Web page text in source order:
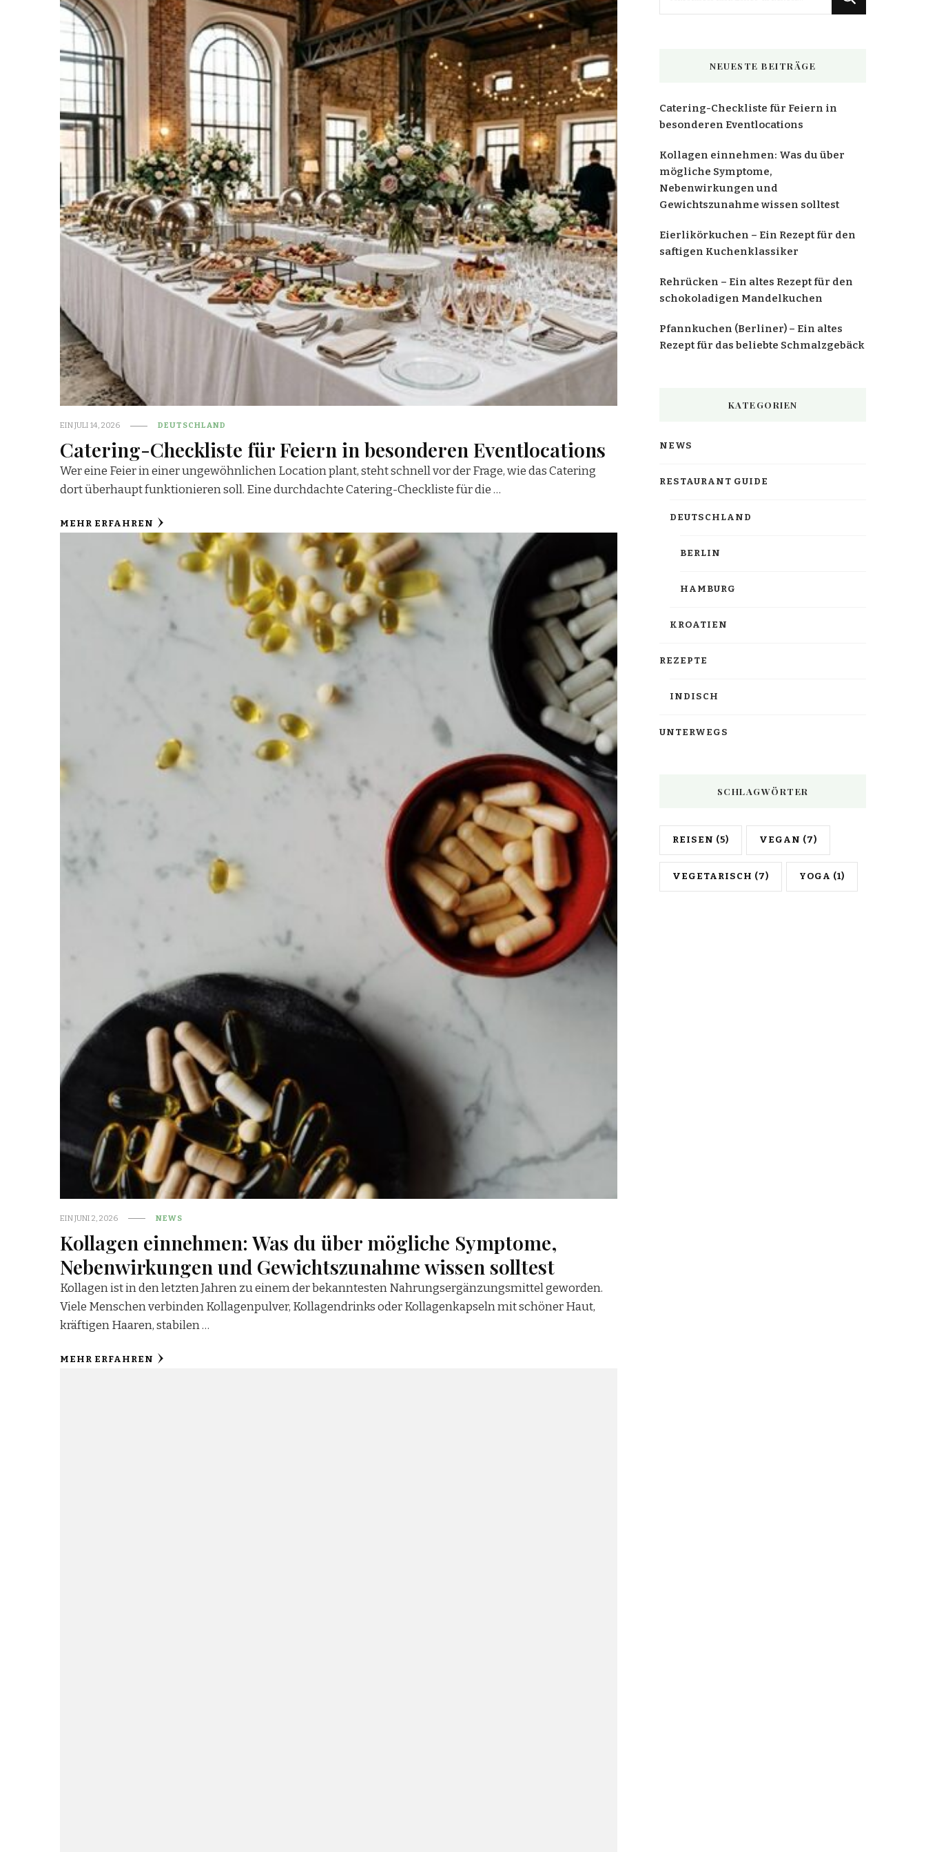
EINJULI 14, 2026 DEUTSCHLAND
Catering-Checkliste für Feiern in besonderen Eventlocations
Wer eine Feier in einer ungewöhnlichen Location plant, steht schnell vor der Frage, wie das Catering
dort überhaupt funktionieren soll. Eine durchdachte Catering-Checkliste für die …
MEHR ERFAHREN
EINJUNI 2, 2026 NEWS
Kollagen einnehmen: Was du über mögliche Symptome,
Nebenwirkungen und Gewichtszunahme wissen solltest
Kollagen ist in den letzten Jahren zu einem der bekanntesten Nahrungsergänzungsmittel geworden.
Viele Menschen verbinden Kollagenpulver, Kollagendrinks oder Kollagenkapseln mit schöner Haut,
kräftigen Haaren, stabilen …
MEHR ERFAHREN
NEUESTE BEITRÄGE
Catering-Checkliste für Feiern in
besonderen Eventlocations
Kollagen einnehmen: Was du über
mögliche Symptome,
Nebenwirkungen und
Gewichtszunahme wissen solltest
Eierlikörkuchen – Ein Rezept für den
saftigen Kuchenklassiker
Rehrücken – Ein altes Rezept für den
schokoladigen Mandelkuchen
Pfannkuchen (Berliner) – Ein altes
Rezept für das beliebte Schmalzgebäck
KATEGORIEN
NEWS
RESTAURANT GUIDE
DEUTSCHLAND
BERLIN
HAMBURG
KROATIEN
REZEPTE
INDISCH
UNTERWEGS
SCHLAGWÖRTER
REISEN (5) VEGAN (7)
VEGETARISCH (7) YOGA (1)